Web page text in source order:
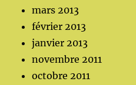
mars 2013
février 2013
janvier 2013
novembre 2011
octobre 2011